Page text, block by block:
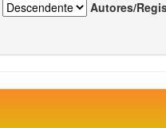
Autores/